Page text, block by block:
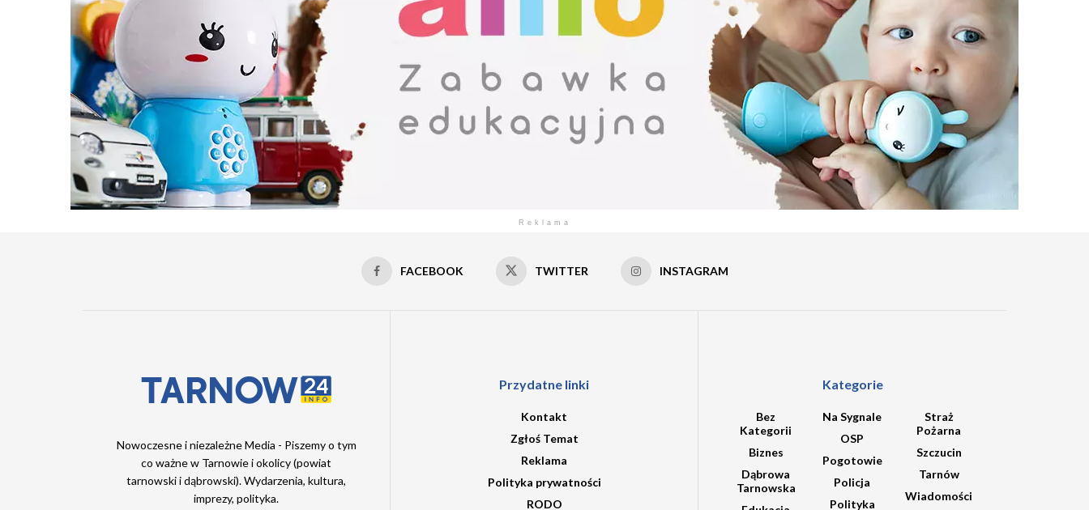
Reklama
FACEBOOK TWITTER INSTAGRAM
Nowoczesne i niezależne Media - Piszemy o tym
co ważne w Tarnowie i okolicy (powiat
tarnowski i dąbrowski). Wydarzenia, kultura,
imprezy, polityka.
Przydatne linki
Kontakt
Zgłoś Temat
Reklama
Polityka prywatności
RODO
Kategorie
Bez
Kategorii
Biznes
Dąbrowa
Tarnowska
Na Sygnale
OSP
Pogotowie
Policja
Polityka
Straż
Pożarna
Szczucin
Tarnów
Wiadomości